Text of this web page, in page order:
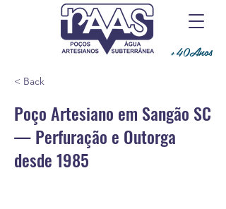
+40Anos
< Back
Poço Artesiano em Sangão SC
— Perfuração e Outorga
desde 1985